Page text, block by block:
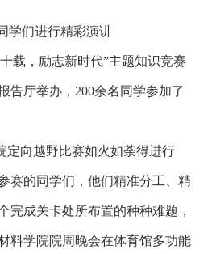
学们进行精彩演讲
载，励志新时代”主题知识竞赛
告厅举办，200余名同学参加了
定向越野比赛如火如荼得进行
赛的同学们，他们精准分工、精
完成关卡处所布置的种种难题，
料学院院周晚会在体育馆多功能